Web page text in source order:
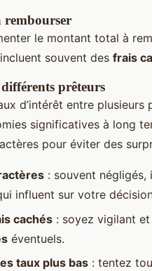
rembourser
le montant total à
souvent des frais
prêteurs
d’intérêt entre
significatives à long
pour éviter des
: souvent
influent sur votre
cachés : soyez vigilant
éventuels.
taux plus bas : tentez